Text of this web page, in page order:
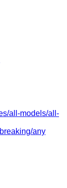
all-models/all-
any